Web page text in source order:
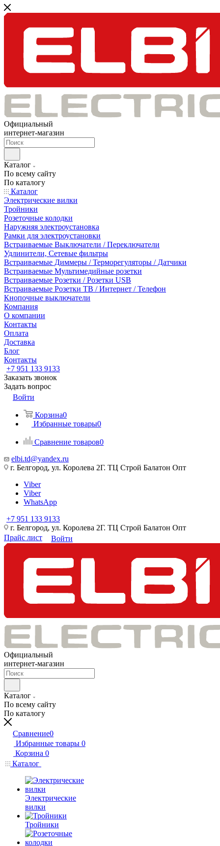
Официальный
интернет-магазин
Каталог
По всему сайту
По каталогу
Каталог
Электрические вилки
Тройники
Розеточные колодки
Наружняя электроустановка
Рамки для электроустановки
Встраиваемые Выключатели / Переключатели
Удлинители, Сетевые фильтры
Встраиваемые Диммеры / Терморегуляторы / Датчики
Встраиваемые Мультимедийные розетки
Встраиваемые Розетки / Розетки USB
Встраиваемые Розетки ТВ / Интернет / Телефон
Кнопочные выключатели
Компания
О компании
Контакты
Оплата
Доставка
Блог
Контакты
+7 951 133 9133
Заказать звонок
Задать вопрос
Войти
Корзина0
Избранные товары0
Сравнение товаров0
elbi.td@yandex.ru
г. Белгород, ул. Королева 2Г. ТЦ Строй Балатон Опт
Viber
Viber
WhatsApp
+7 951 133 9133
г. Белгород, ул. Королева 2Г. ТЦ Строй Балатон Опт
Прайс лист
Войти
Официальный
интернет-магазин
Каталог
По всему сайту
По каталогу
Сравнение0
Избранные товары 0
Корзина 0
Каталог
Электрические
вилки
Тройники